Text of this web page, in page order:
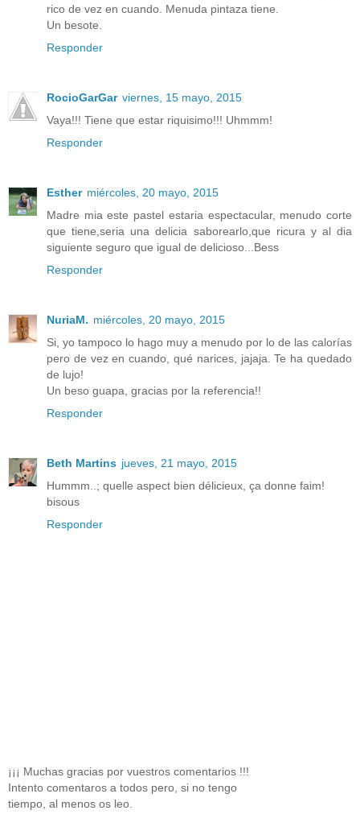
rico de vez en cuando. Menuda pintaza tiene.
Un besote.
Responder
RocioGarGar viernes, 15 mayo, 2015
Vaya!!! Tiene que estar riquisimo!!! Uhmmm!
Responder
Esther miércoles, 20 mayo, 2015
Madre mia este pastel estaria espectacular, menudo corte
que tiene,seria una delicia saborearlo,que ricura y al dia
siguiente seguro que igual de delicioso...Bess
Responder
NuriaM. miércoles, 20 mayo, 2015
Si, yo tampoco lo hago muy a menudo por lo de las calorías
pero de vez en cuando, qué narices, jajaja. Te ha quedado
de lujo!
Un beso guapa, gracias por la referencia!!
Responder
Beth Martins jueves, 21 mayo, 2015
Hummm..; quelle aspect bien délicieux, ça donne faim!
bisous
Responder
¡¡¡ Muchas gracias por vuestros comentarios !!!
Intento comentaros a todos pero, si no tengo
tiempo, al menos os leo.